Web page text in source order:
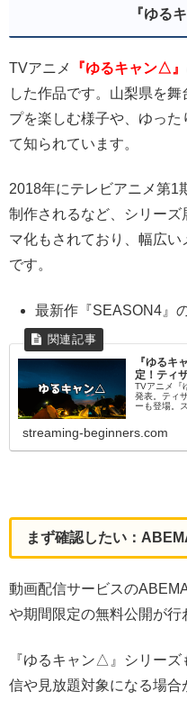
『ゆる
TVアニメ 『ゆるキャン△』
した作品です。山梨県を
プを楽しむ様子や、ゆっ
て知られています。
2018年にテレビアニメ第1
制作されるなど、シリー
マ化もされており、幅広
です。
最新作『SEASON4』
『ゆる
定！ティ
TVアニメ『
発表。ティ
ーも登場。
streaming-beginners.com
まず確認したい：
動画配信サービスの
や期間限定の無料公開が行
『ゆるキャン△』シリー
信や見放題対象になる場合